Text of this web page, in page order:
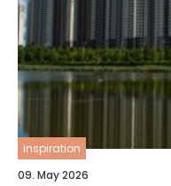
inspiration
09. May 2026